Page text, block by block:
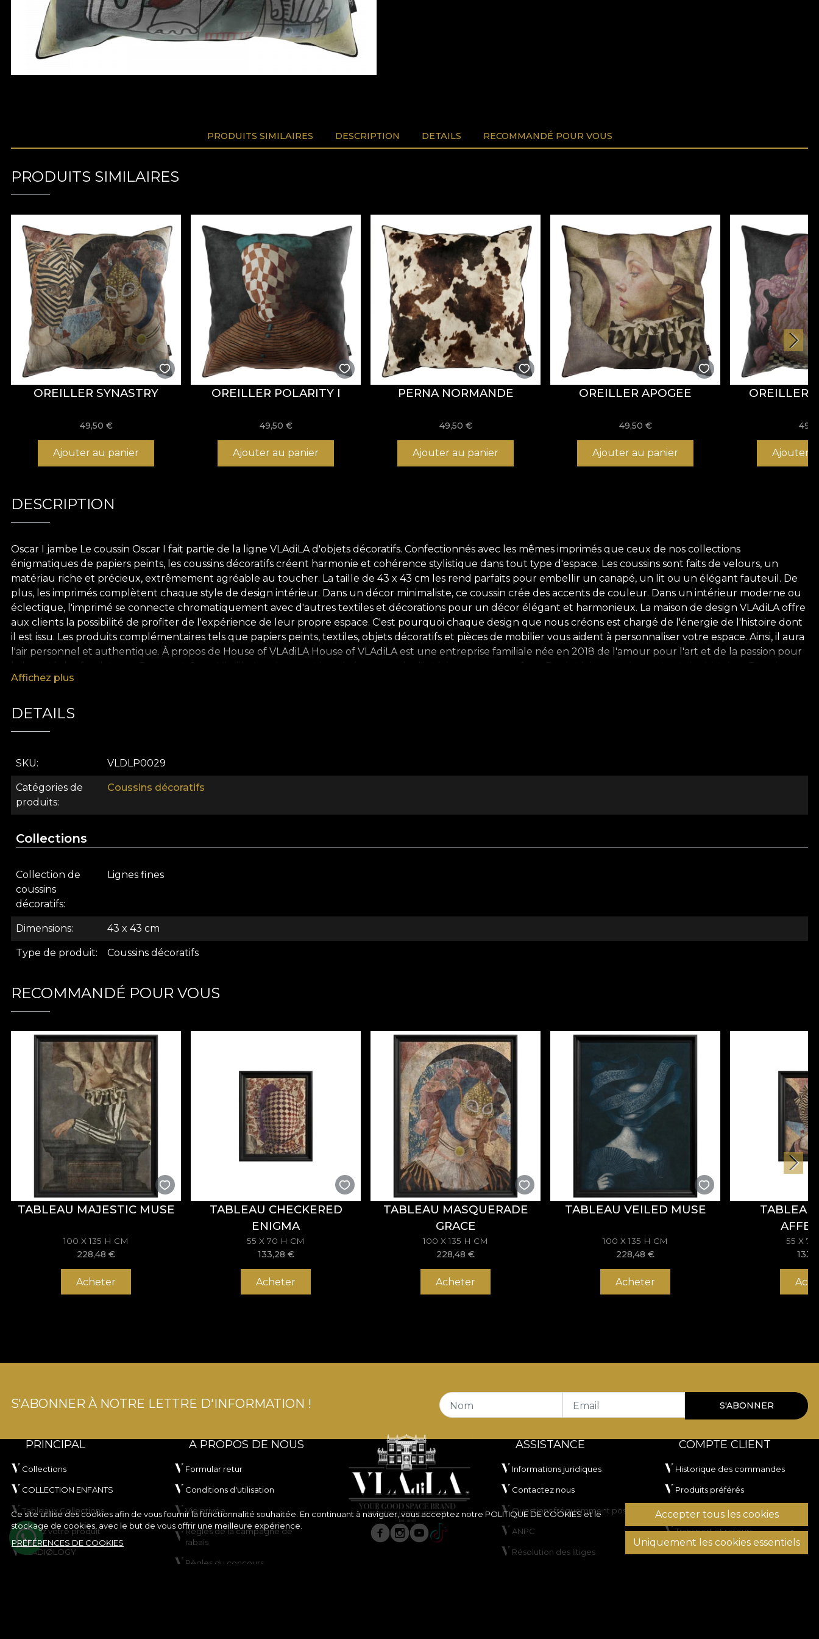
PRODUITS SIMILAIRES DESCRIPTION DETAILS RECOMMANDÉ POUR VOUS
PRODUITS SIMILAIRES
OREILLER SYNASTRY
49,50 €
Ajouter au panier
OREILLER POLARITY I
49,50 €
Ajouter au panier
PERNA NORMANDE
49,50 €
Ajouter au panier
OREILLER APOGEE
49,50 €
Ajouter au panier
OREILLER
Ajouter
DESCRIPTION
Oscar I jambe Le coussin Oscar I fait partie de la ligne VLAdiLA d'objets décoratifs. Confectionnés avec les mêmes imprimés que ceux de nos collections
énigmatiques de papiers peints, les coussins décoratifs créent harmonie et cohérence stylistique dans tout type d'espace. Les coussins sont faits de velours, un
matériau riche et précieux, extrêmement agréable au toucher. La taille de 43 x 43 cm les rend parfaits pour embellir un canapé, un lit ou un élégant fauteuil. De
plus, les imprimés complètent chaque style de design intérieur. Dans un décor minimaliste, ce coussin crée des accents de couleur. Dans un intérieur moderne ou
éclectique, l'imprimé se connecte chromatiquement avec d'autres textiles et décorations pour un décor élégant et harmonieux. La maison de design VLAdiLA offre
aux clients la possibilité de profiter de l'expérience de leur propre espace. C'est pourquoi chaque design que nous créons est chargé de l'énergie de l'histoire dont
il est issu. Les produits complémentaires tels que papiers peints, textiles, objets décoratifs et pièces de mobilier vous aident à personnaliser votre espace. Ainsi, il aura
l'air personnel et authentique. À propos de House of VLAdiLA House of VLAdiLA est une entreprise familiale née en 2018 de l'amour pour l'art et de la passion pour
la beauté des fondateurs, Dragos et Oana Vladila. Les deux ont imaginé un monde d'intérieurs avec une âme. Des intérieurs qui racontent des histoires. Et qui
deviennent personnels à mesure qu'ils deviennent des miroirs pour ceux qui les peuplent. Comment ? Au début, avec et à travers le papier peint. Une façon
devenue une famille pour certains des artistes les plus talentueux de Roumanie, VLAdiLA est devenue House of VLAdiLA. Une marque prestigieuse. Un promoteur
Affichez plus
DETAILS
SKU VLDLP0029
Catégories de
produits
Coussins décoratifs
Collections
Collection de
coussins
décoratifs
Lignes fines
Dimensions 43 x 43 cm
Type de produit Coussins décoratifs
RECOMMANDÉ POUR VOUS
TABLEAU MAJESTIC MUSE
100 X 135 H CM
228,48€
Acheter
TABLEAU CHECKERED
ENIGMA
55 X 70 H CM
133,28 €
Acheter
TABLEAU MASQUERADE
GRACE
100 X 135 H CM
228,48€
Acheter
TABLEAU VEILED MUSE
100 X 135 H CM
228,48€
Acheter
TABLEAU
55 X
Ce site utilise des cookies afin de vous fournir la fonctionnalité souhaitée. En continuant à naviguer, vous acceptez notre POLITIQUE DE COOKIESet le
stockage de cookies, avec le but de vous offrir une meilleure expérience.
PRÉFÉRENCES DE COOKIES
Accepter tous les cookies
Uniquement les cookies essentiels
S'ABONNER À NOTRE LETTRE D'INFORMATION ! Nom Email S'ABONNER
PRINCIPAL
Collections
COLLECTION ENFANTS
Tableaux Collections
Créez votre produit
VLADIØLOGY
A PROPOS DE NOUS
Formular retur
Conditions d'utilisation
Vie privée
Règles de la campagne de
rabais
Règles du concours
ASSISTANCE
Informations juridiques
Contactez nous
Questions fréquemment posées
ANPC
Résolution des litiges
COMPTE CLIENT
Historique des commandes
Produits préférés
Modes de paiement
Transport et retours